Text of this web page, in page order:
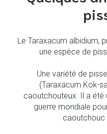
Le Taraxacum albidium,
une espèce de
Une variété de
(Taraxacum Kok-
caoutchouteux. Il a été
guerre mondiale
caoutchouc